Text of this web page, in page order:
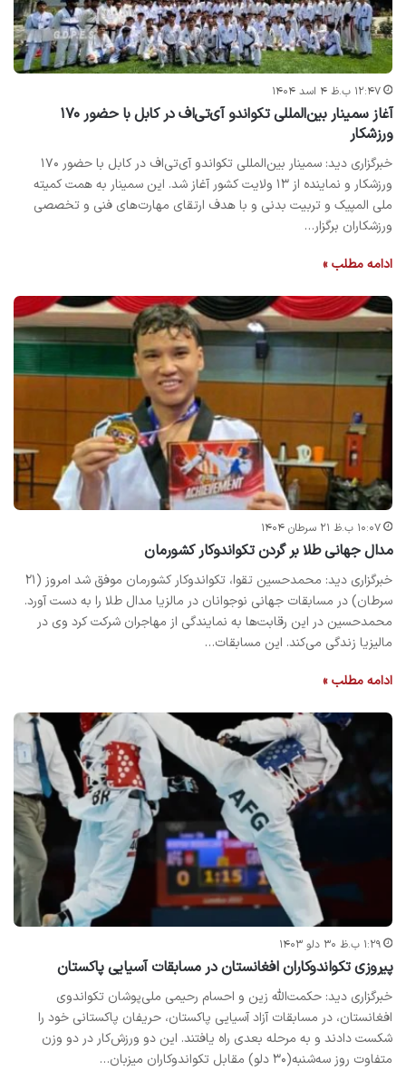
۱۲:۴۷ ب.ظ ۴ اسد ۱۴۰۴
آغاز سمینار بین‌المللی تکواندو آی‌تی‌اف در کابل با حضور ۱۷۰
ورزشکار
خبرگزاری دید: سمینار بین‌المللی تکواندو آی‌تی‌اف در کابل با حضور ۱۷۰
ورزشکار و نماینده از ۱۳ ولایت کشور آغاز شد. این سمینار به همت کمیته
ملی المپیک و تربیت بدنی و با هدف ارتقای مهارت‌های فنی و تخصصی
ورزشکاران برگزار…
ادامه مطلب »
۱۰:۰۷ ب.ظ ۲۱ سرطان ۱۴۰۴
مدال جهانی طلا بر گردن تکواندوکار کشورمان
خبرگزاری دید: محمدحسین تقوا، تکواندوکار کشورمان موفق شد امروز (۲۱
سرطان) در مسابقات جهانی نوجوانان در مالزیا مدال طلا را به دست آورد.
محمد‌حسین در این رقابت‌ها به نمایندگی از مهاجران شرکت کرد وی در
مالیزیا زندگی می‌کند. این مسابقات…
ادامه مطلب »
۱:۲۹ ب.ظ ۳۰ دلو ۱۴۰۳
پیروزی تکواندوکاران افغانستان در مسابقات آسیایی پاکستان
خبرگزاری دید: حکمت‌الله زین و احسام رحیمی ملی‌پوشان تکواندوی
افغانستان، در مسابقات آزاد آسیایی پاکستان، حریفان پاکستانی خود را
شکست دادند و به مرحله بعدی راه یافتند. این دو ورزش‌کار در دو وزن
متفاوت روز سه‌شنبه(۳۰ دلو) مقابل تکواندوکاران میزبان…